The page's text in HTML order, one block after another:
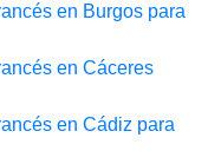
en Burgos para
en Cáceres
en Cádiz para